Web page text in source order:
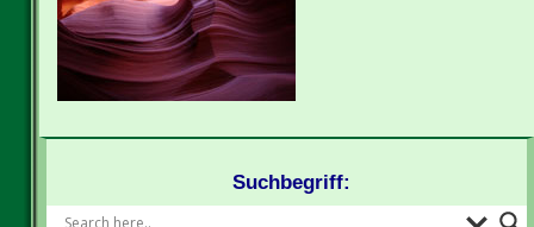
Suchbegriff: